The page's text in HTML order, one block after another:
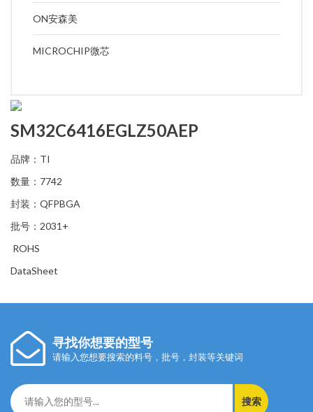
ON安森美
MICROCHIP微芯
SM32C6416EGLZ50AEP
品牌：TI
数量：7742
封装：QFPBGA
批号：2031+
ROHS
DataSheet
寻找你想要的型号
请输入您想要搜索的料号，批号，封装等关键词
搜索